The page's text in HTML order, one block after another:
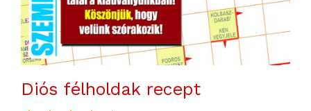
Diós félholdak recept